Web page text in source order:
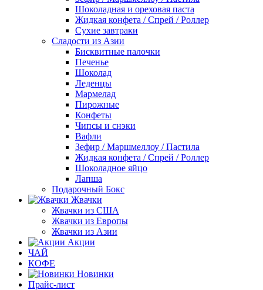
Шоколадная и ореховая паста
Жидкая конфета / Спрей / Роллер
Сухие завтраки
Сладости из Азии
Бисквитные палочки
Печенье
Шоколад
Леденцы
Мармелад
Пирожные
Конфеты
Чипсы и снэки
Вафли
Зефир / Маршмеллоу / Пастила
Жидкая конфета / Спрей / Роллер
Шоколадное яйцо
Лапша
Подарочный Бокс
Жвачки
Жвачки из США
Жвачки из Европы
Жвачки из Азии
Акции
ЧАЙ
КОФЕ
Новинки
Прайс-лист